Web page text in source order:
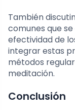
También
comunes que
efectividad de
integrar estas
métodos
meditación.
Conclusión